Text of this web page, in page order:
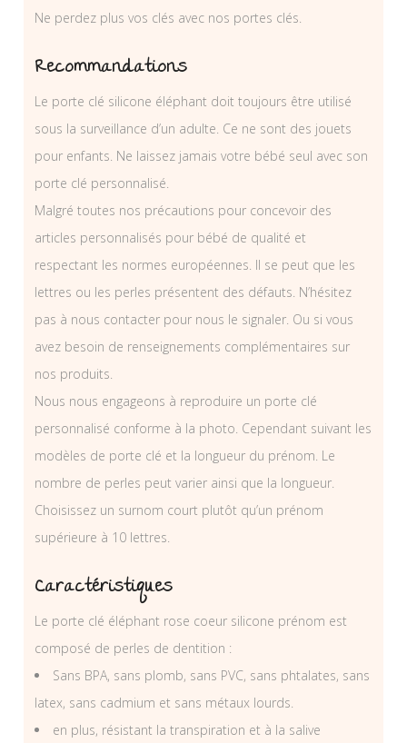
Ne perdez plus vos clés avec nos portes clés.
Recommandations
Le porte clé silicone éléphant doit toujours être utilisé
sous la surveillance d’un adulte. Ce ne sont des jouets
pour enfants. Ne laissez jamais votre bébé seul avec son
porte clé personnalisé.
Malgré toutes nos précautions pour concevoir des
articles personnalisés pour bébé de qualité et
respectant les normes européennes. Il se peut que les
lettres ou les perles présentent des défauts. N’hésitez
pas à nous contacter pour nous le signaler. Ou si vous
avez besoin de renseignements complémentaires sur
nos produits.
Nous nous engageons à reproduire un porte clé
personnalisé conforme à la photo. Cependant suivant les
modèles de porte clé et la longueur du prénom. Le
nombre de perles peut varier ainsi que la longueur.
Choisissez un surnom court plutôt qu’un prénom
supérieure à 10 lettres.
Caractéristiques
Le porte clé éléphant rose coeur silicone prénom est
composé de perles de dentition :
Sans BPA, sans plomb, sans PVC, sans phtalates, sans
latex, sans cadmium et sans métaux lourds.
en plus, résistant la transpiration et à la salive